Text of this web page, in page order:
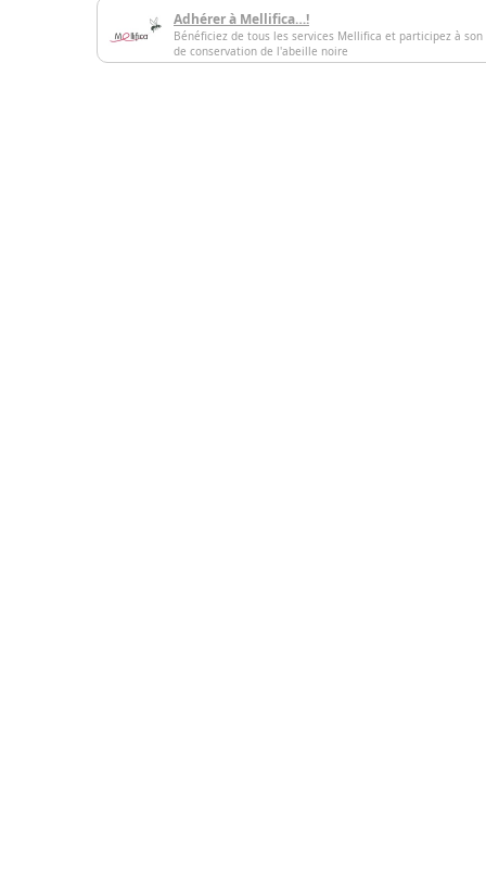
Adhérer à Mellifica…!
Bénéficiez de tous les services Mellifica et participez à
de conservation de l'abeille noire